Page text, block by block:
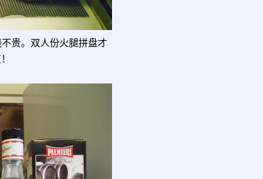
贵。双人份火腿拼盘才